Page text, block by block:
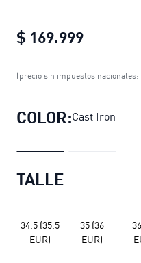
$ 169.999
(precio sin impuestos nacionales:
COLOR:Cast Iron
TALLE
34.5 (35.5
EUR)
35 (36
EUR)